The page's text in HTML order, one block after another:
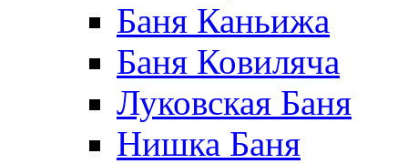
Баня Каньижа
Баня Ковиляча
Луковская Баня
Нишка Баня